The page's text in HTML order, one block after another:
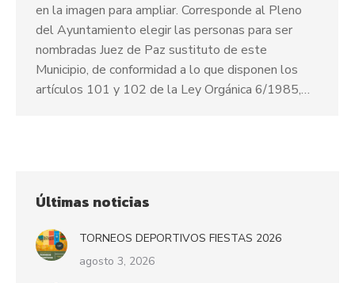
en la imagen para ampliar. Corresponde al Pleno
del Ayuntamiento elegir las personas para ser
nombradas Juez de Paz sustituto de este
Municipio, de conformidad a lo que disponen los
artículos 101 y 102 de la Ley Orgánica 6/1985,…
Últimas noticias
TORNEOS DEPORTIVOS FIESTAS 2026
agosto 3, 2026